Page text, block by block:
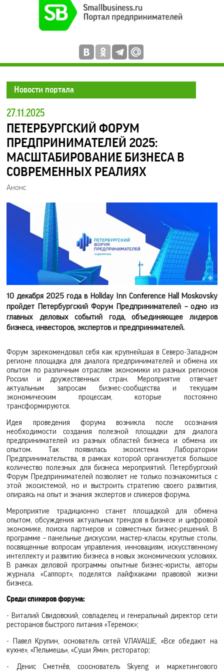
Новости портала
27.11.2025
ПЕТЕРБУРГСКИЙ ФОРУМ
ПРЕДПРИНИМАТЕЛЕЙ 2025:
МАСШТАБИРОВАНИЕ БИЗНЕСА В
СОВРЕМЕННЫХ РЕАЛИЯХ
Анонс
10 декабря 2025 года в Holiday Inn Conference Hall Moskovsky
пройдет Петербургский Форум Предпринимателей – одно из
главных деловых событий года, объединяющее лидеров
бизнеса, инвесторов, экспертов и предпринимателей.
Форум зарекомендовал себя как крупнейшая в Северо-Западном
регионе площадка для диалога предпринимателей и обмена их
опытом по различным отраслям экономики из разных регионов
России и дружественных стран. Мероприятие отвечает
актуальным запросам бизнес-сообщества и текущим
экономическим процессам, которые постоянно
трансформируются.
Идея проведения форума возникла после осознания
необходимости создания полезной площадки для диалога
предпринимателей из разных областей бизнеса и обмена их
опытом. Так появилась экосистема Лаборатории
Предпринимательства, в рамках которой организуется большое
количество полезных для бизнеса мероприятий. Петербургский
Форум Предпринимателей позволяет не только познакомиться с
этой экосистемой, но и выстроить стратегию своего развития,
опираясь на опыт и знания экспертов и спикеров форума.
Мероприятие традиционно станет площадкой для обмена
опытом, обсуждения актуальных трендов в бизнесе и цифровой
экономике, поиска партнеров и совместных бизнес-решений. В
программе – панельные дискуссии, мастер-классы, круглые столы,
посвященные вопросам управления, инновациям, искусственному
интеллекту и развитию бизнеса в новых экономических условиях.
В рамках деловой программы опытные бизнес-юристы, авторы
журнала «Саппорт», поделятся лайфхаками правовой жизни
бизнеса.
Среди спикеров форума:
- Виталий Свидовский, совладелец и генеральный директор сети
ресторанов быстрого питания «Теремок»;
- Павел Крупин, основатель сетей VЛAVAШЕ, «Все обедают на
кухне», «Пельмешь», «Суши Ями», ресторатор;
- Денис Сметнёв, сооснователь Skyeng и маркетингового